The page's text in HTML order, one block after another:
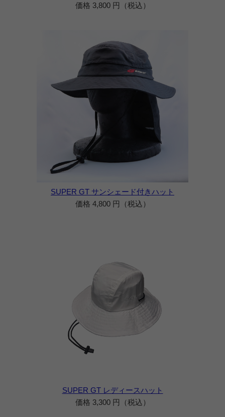
価格 3,800 円（税込）
SUPER GT サンシェード付きハット
価格 4,800 円（税込）
SUPER GT レディースハット
価格 3,300 円（税込）